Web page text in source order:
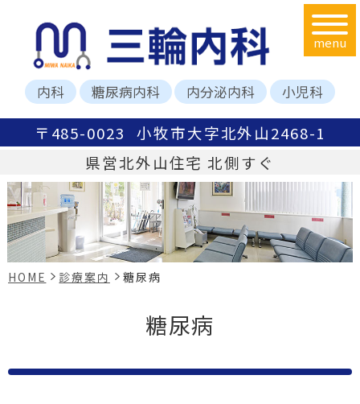
内科 糖尿病内科 内分泌内科 小児科
〒485-0023 小牧市大字北外山2468-1
県営北外山住宅 北側すぐ
menu
HOME 診療案内 糖尿病
糖尿病